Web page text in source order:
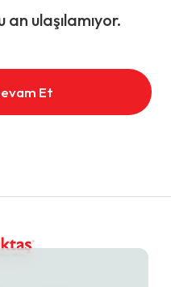
ulaşılamıyor.
Et